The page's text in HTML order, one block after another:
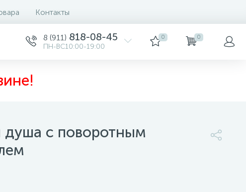
Контакты
8 (911) 818-08-45
ПН-ВС10:00-19:00
0 0
душа с поворотным